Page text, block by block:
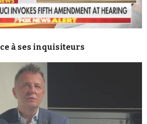
à ses inquisiteurs